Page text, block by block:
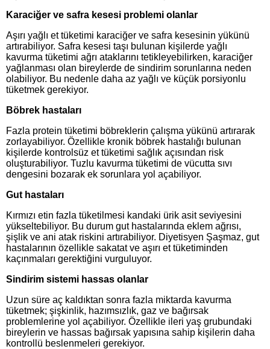
Karaciğer ve safra kesesi problemi olanlar
Aşırı yağlı et tüketimi karaciğer ve safra kesesinin yükünü
artırabiliyor. Safra kesesi taşı bulunan kişilerde yağlı
kavurma tüketimi ağrı ataklarını tetikleyebilirken, karaciğer
yağlanması olan bireylerde de sindirim sorunlarına neden
olabiliyor. Bu nedenle daha az yağlı ve küçük porsiyonlu
tüketmek gerekiyor.
Böbrek hastaları
Fazla protein tüketimi böbreklerin çalışma yükünü artırarak
zorlayabiliyor. Özellikle kronik böbrek hastalığı bulunan
kişilerde kontrolsüz et tüketimi sağlık açısından risk
oluşturabiliyor. Tuzlu kavurma tüketimi de vücutta sıvı
dengesini bozarak ek sorunlara yol açabiliyor.
Gut hastaları
Kırmızı etin fazla tüketilmesi kandaki ürik asit seviyesini
yükseltebiliyor. Bu durum gut hastalarında eklem ağrısı,
şişlik ve ani atak riskini artırabiliyor. Diyetisyen Şaşmaz, gut
hastalarının özellikle sakatat ve aşırı et tüketiminden
kaçınmaları gerektiğini vurguluyor.
Sindirim sistemi hassas olanlar
Uzun süre aç kaldıktan sonra fazla miktarda kavurma
tüketmek; şişkinlik, hazımsızlık, gaz ve bağırsak
problemlerine yol açabiliyor. Özellikle ileri yaş grubundaki
bireylerin ve hassas bağırsak yapısına sahip kişilerin daha
kontrollü beslenmeleri gerekiyor.